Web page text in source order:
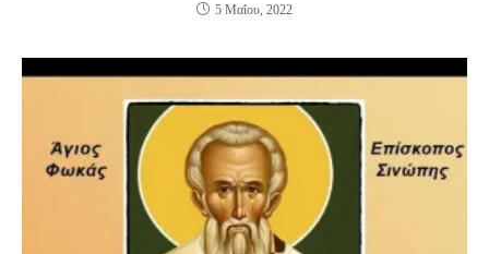
5 Μαΐου, 2022